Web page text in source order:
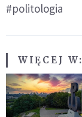
#politologia
WIĘCEJ W: